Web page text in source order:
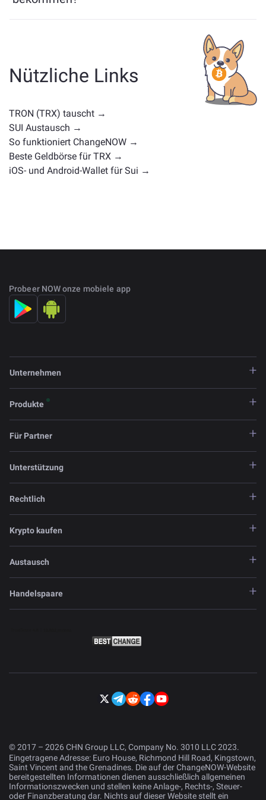
Kategorie ab — ob es sich um eine Stablecoin, ein
Utility-Token, eine Governance-Münze oder einen
anderen Typ handelt. Häufige Alternativen sind andere
Kryptowährungen mit ähnlichen Anwendungsfällen
oder Marktpositionen. Überprüfen Sie alle verfügbaren
Vermögenswerte zum Tausch auf der
Hauptaustauschseite
Nützliche Links
TRON (TRX) tauscht →
SUI Austausch →
So funktioniert ChangeNOW →
Beste Geldbörse für TRX →
iOS- und Android-Wallet für Sui →
Probeer NOW onze mobiele app
Unternehmen
Produkte
Für Partner
Unterstützung
Rechtlich
Krypto kaufen
Austausch
Handelspaare
© 2017 – 2026 CHN Group LLC, Company No. 3010 LLC 2023.
Eingetragene Adresse: Euro House, Richmond Hill Road, Kingstown,
Saint Vincent and the Grenadines. Die auf der ChangeNOW-Website
bereitgestellten Informationen dienen ausschließlich allgemeinen
Informationszwecken und stellen keine Anlage-, Rechts-, Steuer-
oder Finanzberatung dar. Nichts auf dieser Website stellt ein